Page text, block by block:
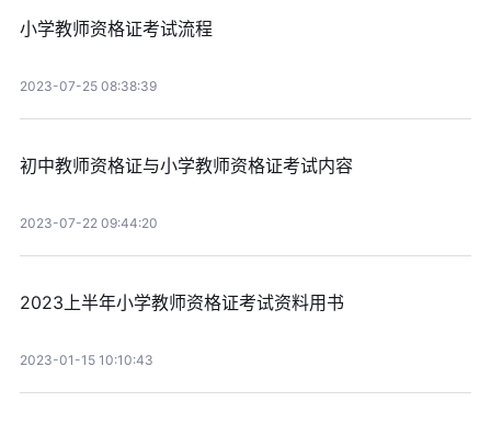
小学教师资格证考试流程
2023-07-25 08:38:39
初中教师资格证与小学教师资格证考试内容
2023-07-22 09:44:20
2023上半年小学教师资格证考试资料用书
2023-01-15 10:10:43